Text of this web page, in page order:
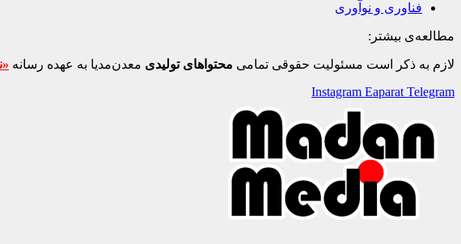
فناوری و نوآوری
مطالعه‌ی بیشتر:
لازم به ذکر است مسئولیت حقوقی تمامی محتواهای تولیدی معدن‌مدیا به عهده رسانه
Instagram Eaparat Telegram